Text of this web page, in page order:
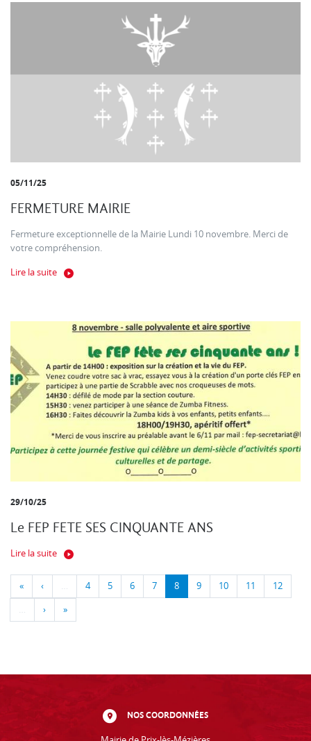
05/11/25
FERMETURE MAIRIE
Fermeture exceptionnelle de la Mairie Lundi 10 novembre. Merci de
votre compréhension.
Lire la suite
29/10/25
Le FEP FETE SES CINQUANTE ANS
Lire la suite
« ‹ … 4 5 6 7 8 9 10 11 12
… › »
NOS COORDONNÉES